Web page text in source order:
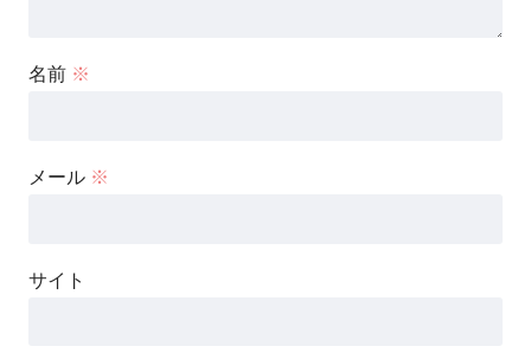
名前 ※
メール ※
サイト